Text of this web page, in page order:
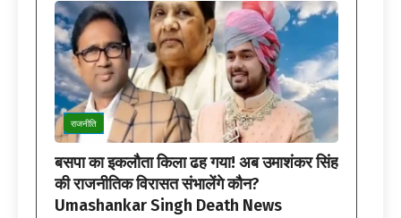
राजनीति
बसपा का इकलौता किला ढह गया! अब उमाशंकर सिंह
की राजनीतिक विरासत संभालेंगे कौन?
Umashankar Singh Death News